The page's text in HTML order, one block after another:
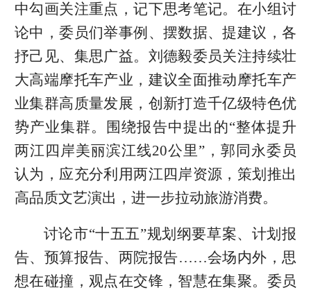
中勾画关注重点，记下思考笔记。在小组讨
论中，委员们举事例、摆数据、提建议，各
抒己见、集思广益。刘德毅委员关注持续壮
大高端摩托车产业，建议全面推动摩托车产
业集群高质量发展，创新打造千亿级特色优
势产业集群。围绕报告中提出的“整体提升
两江四岸美丽滨江线20公里”，郭同永委员
认为，应充分利用两江四岸资源，策划推出
高品质文艺演出，进一步拉动旅游消费。
讨论市“十五五”规划纲要草案、计划报
告、预算报告、两院报告……会场内外，思
想在碰撞，观点在交锋，智慧在集聚。委员